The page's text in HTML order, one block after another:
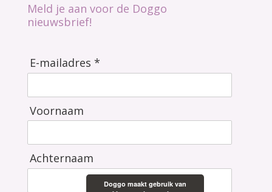
Meld je aan voor de Doggo
nieuwsbrief!
E-mailadres *
Voornaam
Achternaam
Doggo maakt gebruik van